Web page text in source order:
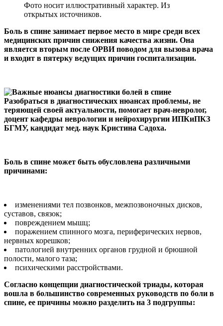
Фото носит иллюстративный характер. Из
открытых источников.
Боль в спине занимает первое место в мире среди всех
меди­цинских причин снижения каче­ства жизни. Она
является вторым после ОРВИ поводом для вызова врача
и входит в пятерку веду­щих причин госпитализации.
Разобраться в диагностических нюансах проблемы, не
теряющей своей актуальности, помогает врач-невролог,
доцент кафедры неврологии и нейрохирургии ИПКиПКЗ
БГМУ, кандидат мед. наук Кристина Садоха.
Боль в спине может быть обусловлена различными
причинами:
изменениями тел позвон­ков, межпозвоночных дисков,
суставов, связок;
повреждением мышц;
поражением спинного мозга, периферических нер­вов,
нервных корешков;
патологией внутренних органов грудной и брюшной
полости, малого таза;
психическими расстрой­ствами.
Согласно концепции диа­гностической триады, которая
вошла в большинство совре­менных руководств по боли в
спине, ее причины можно раз­делить на 3 подгруппы: